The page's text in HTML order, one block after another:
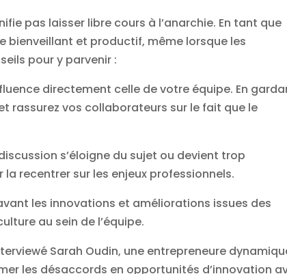
pas laisser libre cours à l’anarchie. En tant que
bienveillant et productif, même lorsque les
pour y parvenir :
directement celle de votre équipe. En
rassurez vos collaborateurs sur le fait que le
s’éloigne du sujet ou devient trop
recentrer sur les enjeux professionnels.
les innovations et améliorations issues des
au sein de l’équipe.
Sarah Oudin, une entrepreneure
les désaccords en opportunités d’innovation